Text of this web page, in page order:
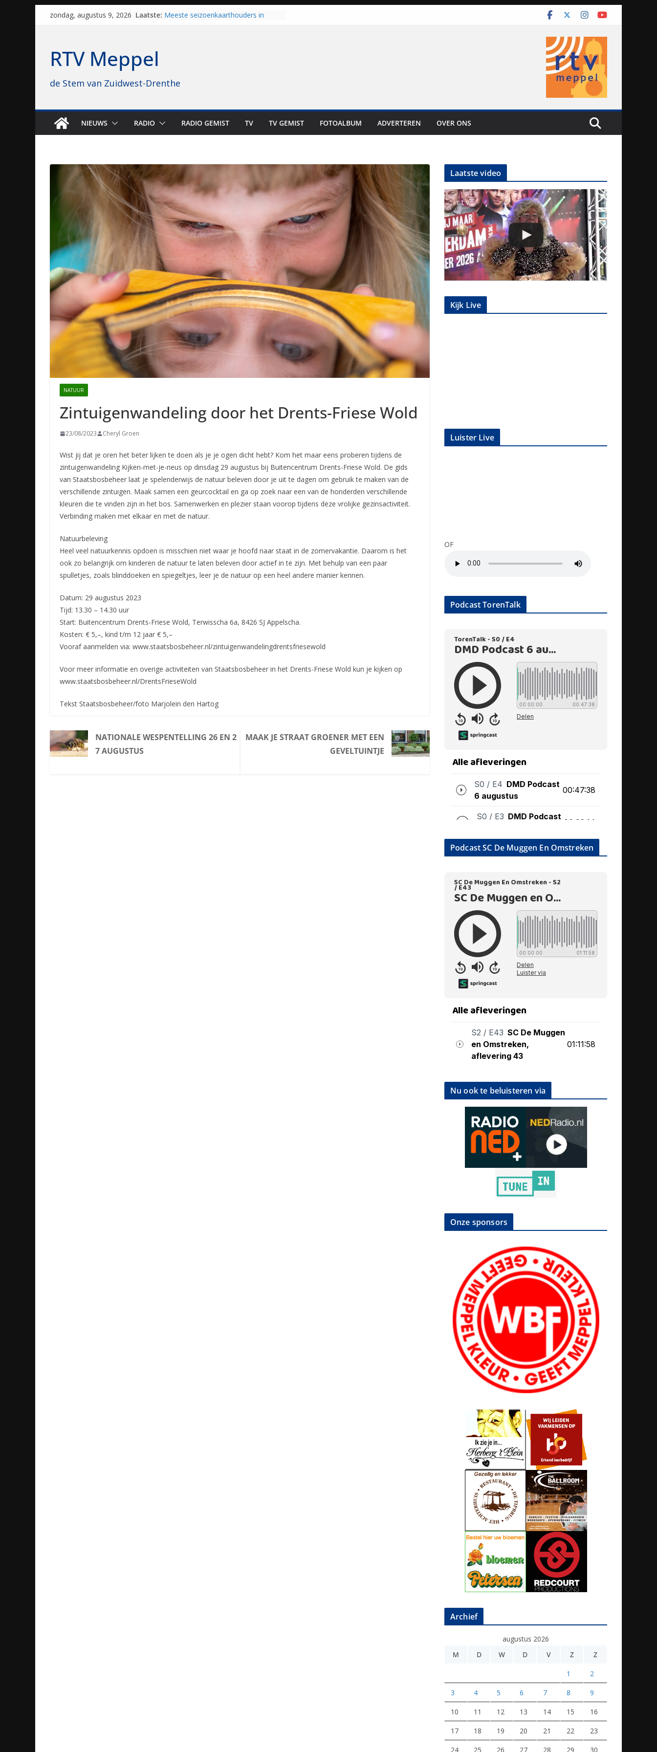
zondag, augustus 9, 2026 Laatste: Meeste seizoenkaarthouders in
kwalificatieronde Eurojackpot KNVB
bijna 1.000 zonnepanelen in gebruik
genomen
RTV Meppel
de Stem van Zuidwest-Drenthe
NIEUWS RADIO RADIO GEMIST TV TV GEMIST FOTOALBUM ADVERTEREN OVER ONS
NATUUR
Zintuigenwandeling door het Drents-Friese Wold
23/08/2023 Cheryl Groen
Wist jij dat je oren het beter lijken te doen als je je ogen dicht hebt? Kom het maar eens proberen tijdens de
zintuigenwandeling Kijken-met-je-neus op dinsdag 29 augustus bij Buitencentrum Drents-Friese Wold. De gids
van Staatsbosbeheer laat je spelenderwijs de natuur beleven door je uit te dagen om gebruik te maken van de
verschillende zintuigen. Maak samen een geurcocktail en ga op zoek naar een van de honderden verschillende
kleuren die te vinden zijn in het bos. Samenwerken en plezier staan voorop tijdens deze vrolijke gezinsactiviteit.
Verbinding maken met elkaar en met de natuur.
Natuurbeleving
Heel veel natuurkennis opdoen is misschien niet waar je hoofd naar staat in de zomervakantie. Daarom is het
ook zo belangrijk om kinderen de natuur te laten beleven door actief in te zijn. Met behulp van een paar
spulletjes, zoals blinddoeken en spiegeltjes, leer je de natuur op een heel andere manier kennen.
Datum: 29 augustus 2023
Tijd: 13.30 – 14.30 uur
Start: Buitencentrum Drents-Friese Wold, Terwisscha 6a, 8426 SJ Appelscha.
Kosten: € 5,–, kind t/m 12 jaar € 5,–
Vooraf aanmelden via: www.staatsbosbeheer.nl/zintuigenwandelingdrentsfriesewold
Voor meer informatie en overige activiteiten van Staatsbosbeheer in het Drents-Friese Wold kun je kijken op
www.staatsbosbeheer.nl/DrentsFrieseWold
Tekst Staatsbosbeheer/foto Marjolein den Hartog
NATIONALE WESPENTELLING 26 EN 2
7 AUGUSTUS
MAAK JE STRAAT GROENER MET EEN
GEVELTUINTJE
Laatste video
Kijk Live
Luister Live
OF
Podcast TorenTalk
Podcast SC De Muggen En Omstreken
Nu ook te beluisteren via
Onze sponsors
Archief
augustus 2026
M
D W D V Z Z
1 2
3 4 5 6 7 8 9
10 11 12 13 14 15 16
17 18 19 20 21 22 23
24 25 26 27 28 29 30